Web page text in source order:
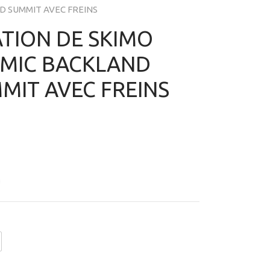
SUMMIT AVEC FREINS
DE SKIMO
BACKLAND
AVEC FREINS